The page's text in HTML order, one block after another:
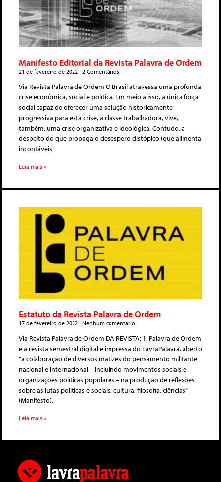
Manifesto Editorial da Revista Palavra de Ordem
21 de fevereiro de 2022 2 Comentários
Via Revista Palavra de Ordem O Brasil atravessa uma profunda
crise econômica, social e política. Em meio a isso, a única força
social capaz de oferecer uma solução historicamente
progressiva para esta crise, a classe trabalhadora, vive,
também, uma crise organizativa e ideológica. Contudo, a
despeito do que propaga o desespero distópico (que alimenta
incontáveis
Leia mais »
Estatuto da Revista Palavra de Ordem
17 de fevereiro de 2022 Nenhum comentário
Via Revista Palavra de Ordem DA REVISTA: 1. Palavra de Ordem
é a revista semestral digital e impressa do LavraPalavra, aberto
“a colaboração de diversos matizes do pensamento militante
nacional e internacional – incluindo movimentos sociais e
organizações políticas populares – na produção de reflexões
sobre as lutas políticas e sociais, cultura, filosofia, ciências”
(Manifesto),
Leia mais »